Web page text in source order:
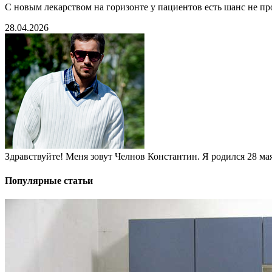
С новым лекарством на горизонте у пациентов есть шанс не
28.04.2026
Здравствуйте! Меня зовут Челнов Константин. Я родился 28
Популярные статьи